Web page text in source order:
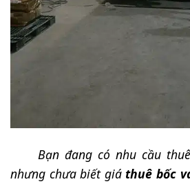
Bạn đang có nhu cầu
nhưng chưa biết giá thuê bốc